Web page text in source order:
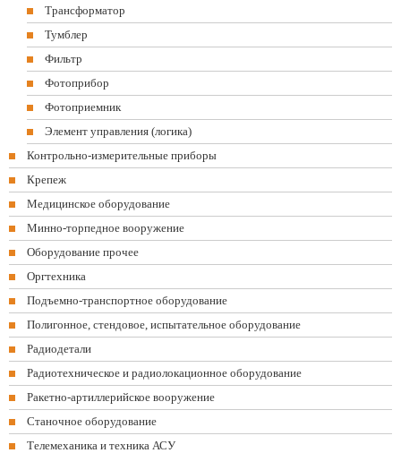
Трансформатор
Тумблер
Фильтр
Фотоприбор
Фотоприемник
Элемент управления (логика)
Контрольно-измерительные приборы
Крепеж
Медицинское оборудование
Минно-торпедное вооружение
Оборудование прочее
Оргтехника
Подъемно-транспортное оборудование
Полигонное, стендовое, испытательное оборудование
Радиодетали
Радиотехническое и радиолокационное оборудование
Ракетно-артиллерийское вооружение
Станочное оборудование
Телемеханика и техника АСУ